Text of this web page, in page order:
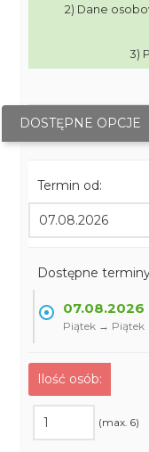
2) Dane
3)
DOSTĘPNE OPCJE
Termin od:
Dostępne
07.08.2026
Piątek → Piątek
Ilość osób:
(max. 6)